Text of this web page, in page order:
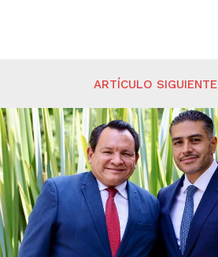
ARTÍCULO SIGUIENTE